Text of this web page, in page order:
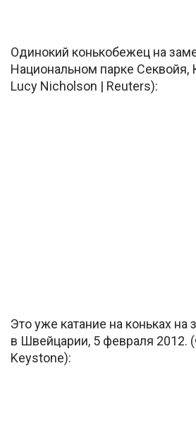
Одинокий конькобежец на
Национальном парке
Lucy Nicholson | Reuters):
Это уже катание на коньках
в Швейцарии, 5 февраля 2012.
Keystone):